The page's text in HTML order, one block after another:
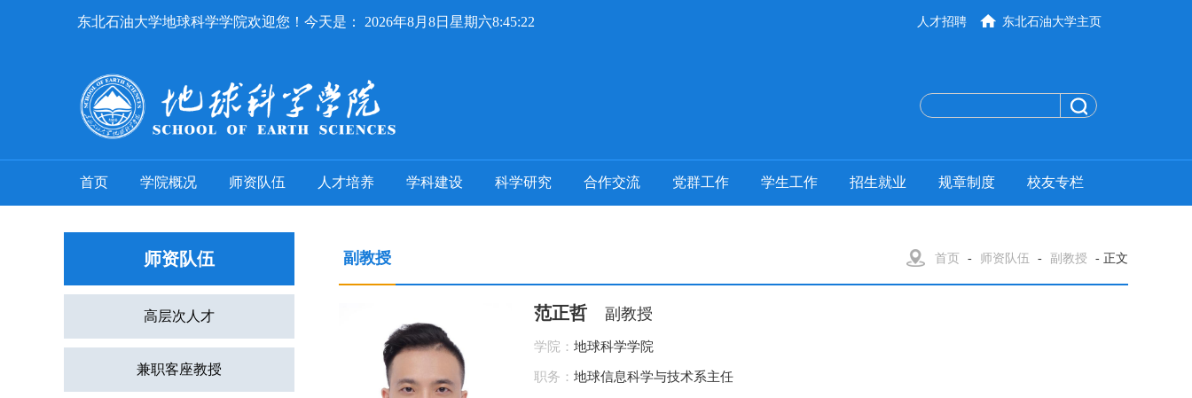
东北石油大学地球科学学院欢迎您！今天是： 2026年8月8日星期六8:45:22 东北石油大学主页
人才招聘
首页 学院概况 师资队伍 人才培养 学科建设 科学研究 合作交流 党群工作 学生工作 招生就业 规章制度 校友专栏
师资队伍
高层次人才
兼职客座教授
副教授 首页 - 师资队伍 - 副教授 - 正文
范正哲 副教授
学院： 地球科学学院
职务： 地球信息科学与技术系主任